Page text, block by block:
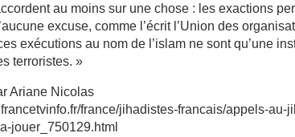
au moins sur une chose : les exactions
excuse, comme l’écrit l’Union des
exécutions au nom de l’islam ne sont qu’une
terroristes. »
Ariane Nicolas
france/jihadistes-francais/appels-
jouer_750129.html